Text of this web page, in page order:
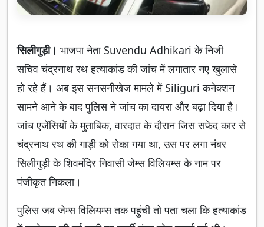
सिलीगुड़ी। भाजपा नेता Suvendu Adhikari के निजी
सचिव चंद्रनाथ रथ हत्याकांड की जांच में लगातार नए खुलासे
हो रहे हैं। अब इस सनसनीखेज मामले में Siliguri कनेक्शन
सामने आने के बाद पुलिस ने जांच का दायरा और बढ़ा दिया है।
जांच एजेंसियों के मुताबिक, वारदात के दौरान जिस सफेद कार से
चंद्रनाथ रथ की गाड़ी को रोका गया था, उस पर लगा नंबर
सिलीगुड़ी के शिवमंदिर निवासी जेम्स विलियम्स के नाम पर
पंजीकृत निकला।
पुलिस जब जेम्स विलियम्स तक पहुंची तो पता चला कि हत्याकांड